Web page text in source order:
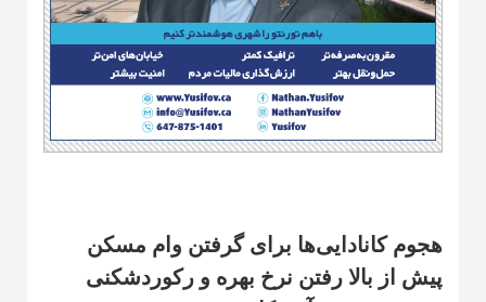
هجوم کانادایی‌ها برای گرفتن وام مسکن
پیش از بالا رفتن نرخ بهره و رکوردشکنی